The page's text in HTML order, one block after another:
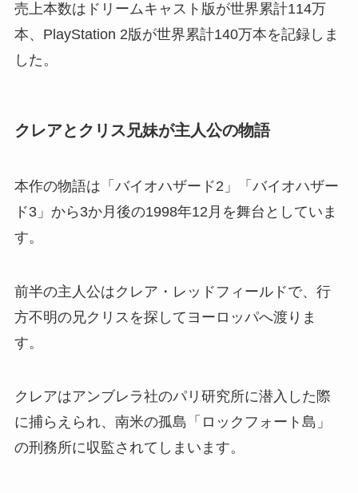
売上本数はドリームキャスト版が世界累計114万
本、PlayStation 2版が世界累計140万本を記録しま
した。
クレアとクリス兄妹が主人公の物語
本作の物語は「バイオハザード2」「バイオハザー
ド3」から3か月後の1998年12月を舞台としていま
す。
前半の主人公はクレア・レッドフィールドで、行
方不明の兄クリスを探してヨーロッパへ渡りま
す。
クレアはアンブレラ社のパリ研究所に潜入した際
に捕らえられ、南米の孤島「ロックフォート島」
の刑務所に収監されてしまいます。